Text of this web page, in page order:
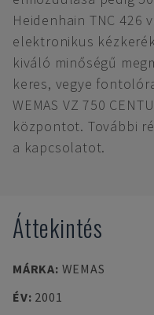
Heidenhain TNC 426
elektronikus
kiváló minőségű
keres, vegye
WEMAS VZ 750
központot. További
a kapcsolatot.
Áttekintés
MÁRKA: WEMAS
ÉV: 2001